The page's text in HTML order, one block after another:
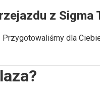
z Sigma
Przygotowaliśmy dla